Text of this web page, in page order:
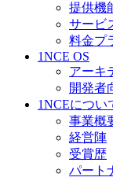
提供機
サービ
料金プ
1NCE OS
アーキ
開発者
1NCEについ
事業概
経営陣
受賞歴
パート